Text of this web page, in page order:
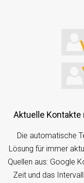
Aktuelle
Die automatische
Lösung für immer
Quellen aus: Google
Zeit und das